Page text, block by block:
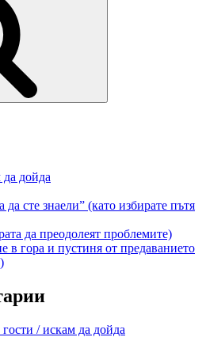
дойда
сте знаели” (като избирате пътя
да преодолеят проблемите)
в гора и пустиня от предаванието
/ искам да дойда